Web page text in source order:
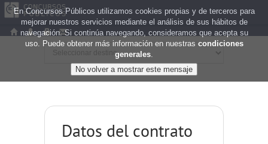
Datos del contrato
En Concursos Públicos utilizamos cookies propias y de terceros para
mejorar nuestros servicios mediante el análisis de sus hábitos de
navegación. Si continúa navegando, consideramos que acepta su
uso. Puede obtener más información en nuestras condiciones
generales.